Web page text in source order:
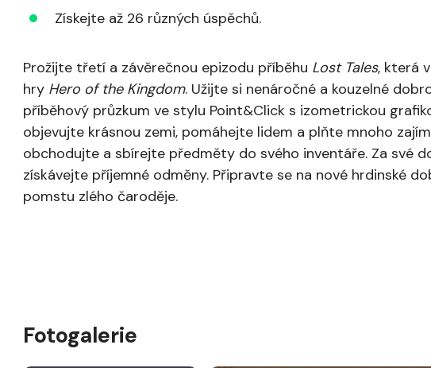
Získejte až 26 různých úspěchů.
Prožijte třetí a závěrečnou epizodu příběhu Lost Tales, která
hry Hero of the Kingdom. Užijte si nenáročné a kouzelné
příběhový průzkum ve stylu Point&Click s izometrickou
objevujte krásnou zemi, pomáhejte lidem a plňte mnoho
obchodujte a sbírejte předměty do svého inventáře. Za své
získávejte příjemné odměny. Připravte se na nové hrdinské
pomstu zlého čaroděje.
Fotogalerie